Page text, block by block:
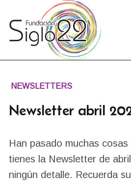
NEWSLETTERS
Newsletter abril
Han pasado muchas
tienes la Newsletter de
ningún detalle. Recuerda